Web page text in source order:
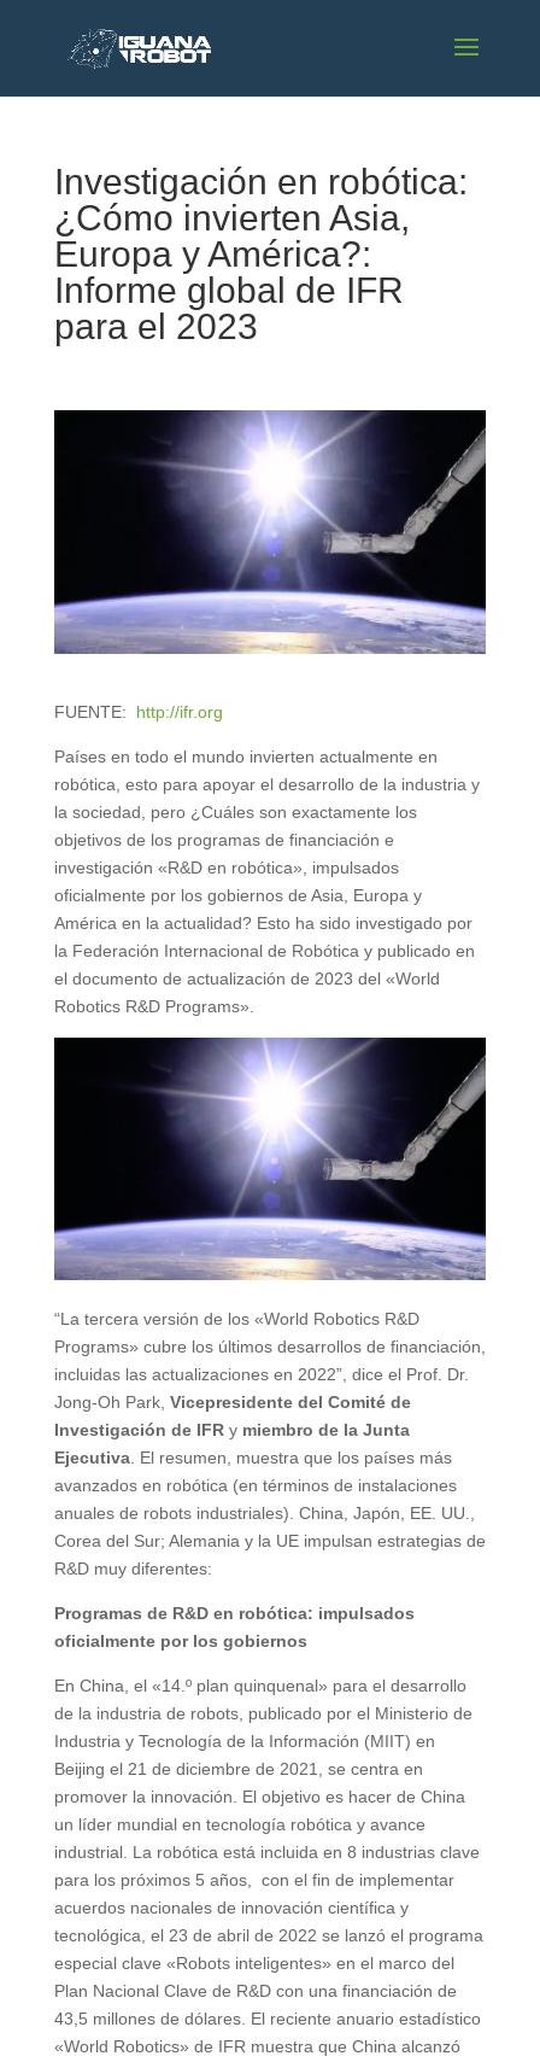
Investigación en robótica:
¿Cómo invierten Asia,
Europa y América?:
Informe global de IFR
para el 2023
FUENTE: http://ifr.org
Países en todo el mundo invierten actualmente en
robótica, esto para apoyar el desarrollo de la industria y
la sociedad, pero ¿Cuáles son exactamente los
objetivos de los programas de financiación e
investigación «R&D en robótica», impulsados ​​
oficialmente por los gobiernos de Asia, Europa y
América en la actualidad? Esto ha sido investigado por
la Federación Internacional de Robótica y publicado en
el documento de actualización de 2023 del «World
Robotics R&D Programs».
“La tercera versión de los «World Robotics R&D
Programs» cubre los últimos desarrollos de financiación,
incluidas las actualizaciones en 2022”, dice el Prof. Dr.
Jong-Oh Park, Vicepresidente del Comité de
Investigación de IFRy miembro de la Junta
Ejecutiva. El resumen, muestra que los países más
avanzados en robótica (en términos de instalaciones
anuales de robots industriales). China, Japón, EE. UU.,
Corea del Sur; Alemania y la UE impulsan estrategias de
R&D muy diferentes:
Programas de R&D en robótica: impulsados ​​
oficialmente por los gobiernos
En China, el «14.º plan quinquenal» para el desarrollo
de la industria de robots, publicado por el Ministerio de
Industria y Tecnología de la Información (MIIT) en
Beijing el 21 de diciembre de 2021, se centra en
promover la innovación. El objetivo es hacer de China
un líder mundial en tecnología robótica y avance
industrial. La robótica está incluida en 8 industrias clave
para los próximos 5 años, con el fin de implementar
acuerdos nacionales de innovación científica y
tecnológica, el 23 de abril de 2022 se lanzó el programa
especial clave «Robots inteligentes» en el marco del
Plan Nacional Clave de R&D con una financiación de
43,5 millones de dólares. El reciente anuario estadístico
«World Robotics» de IFR muestra que China alcanzó